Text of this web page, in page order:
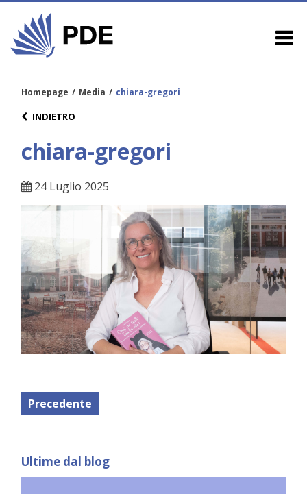
Homepage / Media / chiara-gregori
INDIETRO
chiara-gregori
24 Luglio 2025
Precedente
Ultime dal blog